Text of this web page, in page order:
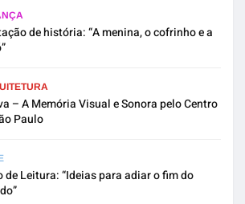
de história: “A menina, o cofrinho e a
– A Memória Visual e Sonora pelo Centro
Paulo
de Leitura: “Ideias para adiar o fim do